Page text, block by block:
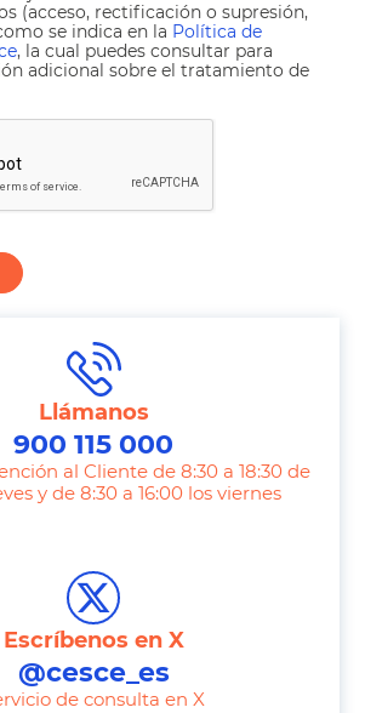
Llámanos
900 115 000
al Cliente de 8:30 a 18:30 de
y de 8:30 a 16:00 los viernes
Escríbenos en X
@cesce_es
de consulta en X
(acceso, rectificación o supresión,
se indica en la Política de
, la cual puedes consultar para
adicional sobre el tratamiento de